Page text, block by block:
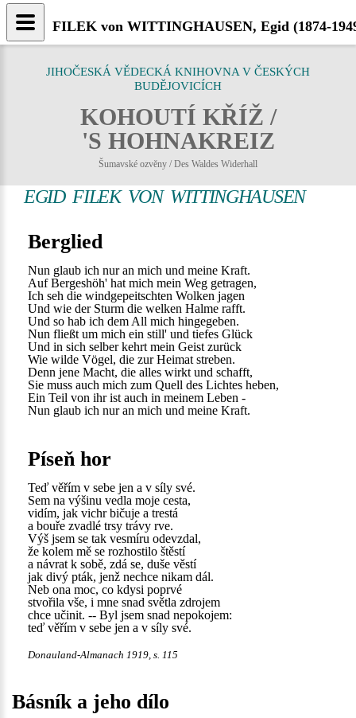
JIHOČESKÁ VĚDECKÁ KNIHOVNA V ČESKÝCH
BUDĚJOVICÍCH
KOHOUTÍ KŘÍŽ /
'S HOHNAKREIZ
Šumavské ozvěny / Des Waldes Widerhall
EGID FILEK VON WITTINGHAUSEN
Berglied
Nun glaub ich nur an mich und meine Kraft.
Auf Bergeshöh' hat mich mein Weg getragen,
Ich seh die windgepeitschten Wolken jagen
Und wie der Sturm die welken Halme rafft.
Und so hab ich dem All mich hingegeben.
Nun fließt um mich ein still' und tiefes Glück
Und in sich selber kehrt mein Geist zurück
Wie wilde Vögel, die zur Heimat streben.
Denn jene Macht, die alles wirkt und schafft,
Sie muss auch mich zum Quell des Lichtes heben,
Ein Teil von ihr ist auch in meinem Leben -
Nun glaub ich nur an mich und meine Kraft.
Píseň hor
Teď věřím v sebe jen a v síly své.
Sem na výšinu vedla moje cesta,
vidím, jak vichr bičuje a trestá
a bouře zvadlé trsy trávy rve.
Výš jsem se tak vesmíru odevzdal,
že kolem mě se rozhostilo štěstí
a návrat k sobě, zdá se, duše věstí
jak divý pták, jenž nechce nikam dál.
Neb ona moc, co kdysi poprvé
stvořila vše, i mne snad světla zdrojem
chce učinit. -- Byl jsem snad nepokojem:
teď věřím v sebe jen a v síly své.
Donauland-Almanach 1919, s. 115
Básník a jeho dílo
FILEK von WITTINGHAUSEN, Egid (1874-